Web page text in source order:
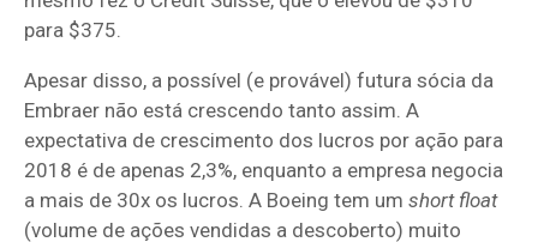
para $375.
Apesar disso, a possível (e provável) futura sócia da
Embraer não está crescendo tanto assim. A
expectativa de crescimento dos lucros por ação para
2018 é de apenas 2,3%, enquanto a empresa negocia
a mais de 30x os lucros. A Boeing tem um short float
(volume de ações vendidas a descoberto) muito